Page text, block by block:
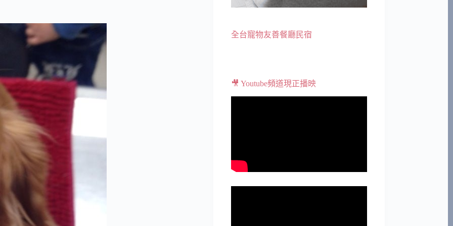
全台寵物友善餐廳民宿
🎥 Youtube頻道現正播映